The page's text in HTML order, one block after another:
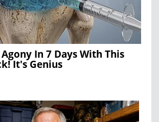
In 7 Days With This
It's Genius